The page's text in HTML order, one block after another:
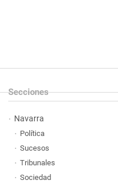
Secciones
Navarra
Política
Sucesos
Tribunales
Sociedad